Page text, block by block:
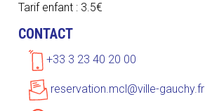
Tarif enfant : 3.5€
CONTACT
+33 3 23 40 20 00
reservation.mcl@ville-gauchy.fr